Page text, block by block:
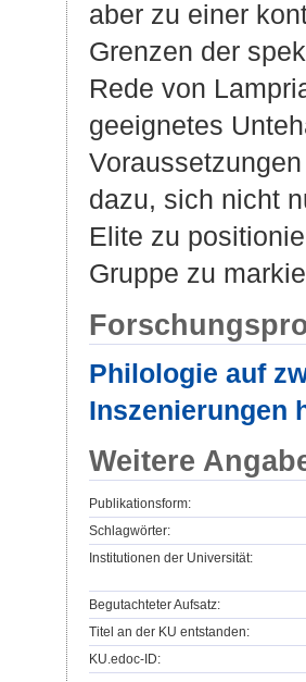
aber zu einer
Grenzen der
Rede von
geeignetes
dazu, sich nicht
Elite zu
Gruppe zu
Philologie auf
Inszenierungen
Weitere
Publikationsform:
Schlagwörter:
Institutionen der Universität:
Begutachteter Aufsatz:
Titel an der KU entstanden:
KU.edoc-ID: